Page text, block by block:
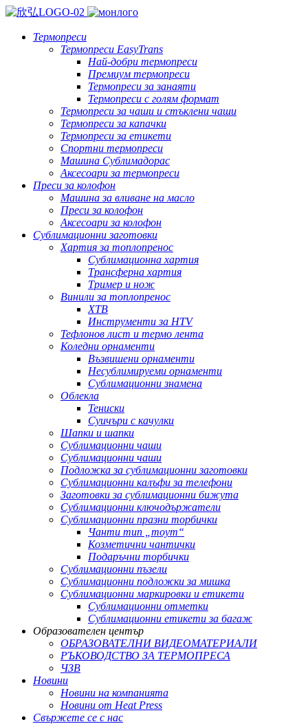
Термопреси
Термопреси EasyTrans
Най-добри термопреси
Премиум термопреси
Термопреси за занаяти
Термопреси с голям формат
Термопреси за чаши и стъклени чаши
Термопреси за капачки
Термопреси за етикети
Спортни термопреси
Машина Сублимадорас
Аксесоари за термопреси
Преси за колофон
Машина за вливане на масло
Преси за колофон
Аксесоари за колофон
Сублимационни заготовки
Хартия за топлопренос
Сублимационна хартия
Трансферна хартия
Тример и нож
Винили за топлопренос
ХТВ
Инструменти за HTV
Тефлонов лист и термо лента
Коледни орнаменти
Възвишени орнаменти
Несублимируеми орнаменти
Сублимационни знамена
Облекла
Тениски
Суичъри с качулки
Шапки и шапки
Сублимационни чаши
Сублимационни чаши
Подложка за сублимационни заготовки
Сублимационни калъфи за телефони
Заготовки за сублимационни бижута
Сублимационни ключодържатели
Сублимационни празни торбички
Чанти тип „тоут“
Козметични чантички
Подаръчни торбички
Сублимационни пъзели
Сублимационни подложки за мишка
Сублимационни маркировки и етикети
Сублимационни отметки
Сублимационни етикети за багаж
Образователен център
ОБРАЗОВАТЕЛНИ ВИДЕОМАТЕРИАЛИ
РЪКОВОДСТВО ЗА ТЕРМОПРЕСА
ЧЗВ
Новини
Новини на компанията
Новини от Heat Press
Свържете се с нас